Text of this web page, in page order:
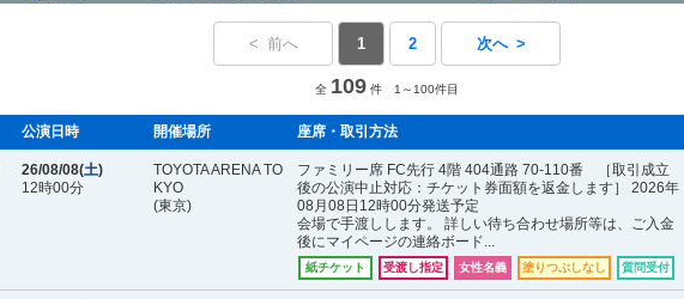
< 前へ 1 2 次へ >
全 109 件 1～100件目
公演日時 開催場所 座席・取引方法
26/08/08(土)
12時00分
TOYOTA ARENA TO
KYO
(東京)
ファミリー席 FC先行 4階 404通路 70-110番 ［取引成立
後の公演中止対応：チケット券面額を返金します］ 2026年
08月08日12時00分発送予定
会場で手渡しします。 詳しい待ち合わせ場所等は、ご入金
後にマイページの連絡ボード...
紙チケット 受渡し指定 女性名義 塗りつぶしなし 質問受付